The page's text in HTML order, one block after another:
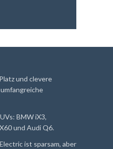
und clevere
BMW iX3,
und Audi Q6.
ist sparsam, aber